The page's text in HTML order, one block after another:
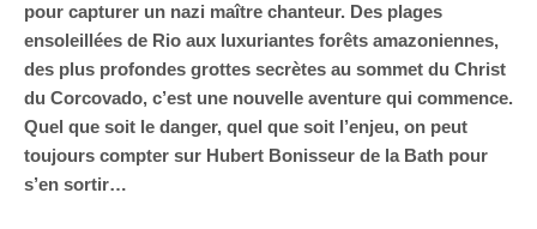
pour capturer un nazi maître chanteur. Des plages
ensoleillées de Rio aux luxuriantes forêts amazoniennes,
des plus profondes grottes secrètes au sommet du Christ
du Corcovado, c’est une nouvelle aventure qui commence.
Quel que soit le danger, quel que soit l’enjeu, on peut
toujours compter sur Hubert Bonisseur de la Bath pour
s’en sortir…